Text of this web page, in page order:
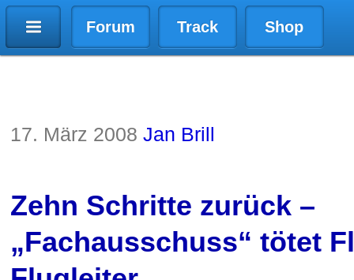
Forum Track Shop
17. März 2008 Jan Brill
Zehn Schritte zurück –
„Fachausschuss“ tötet